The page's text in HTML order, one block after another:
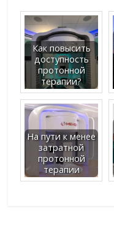
Как повысить
доступность
протонной
терапии?
На пути к менее
затратной
протонной
терапии